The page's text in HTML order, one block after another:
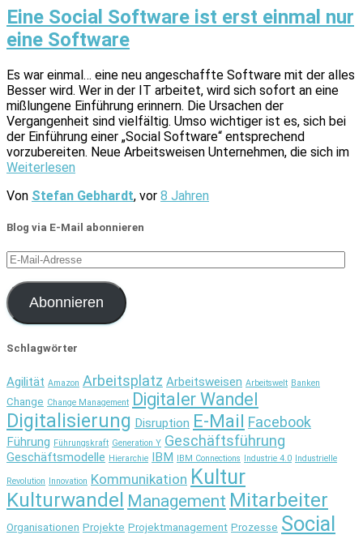
Eine Social Software ist erst einmal nur
eine Software
Es war einmal… eine neu angeschaffte Software mit der alles
Besser wird. Wer in der IT arbeitet, wird sich sofort an eine
mißlungene Einführung erinnern. Die Ursachen der
Vergangenheit sind vielfältig. Umso wichtiger ist es, sich bei
der Einführung einer „Social Software“ entsprechend
vorzubereiten. Neue Arbeitsweisen Unternehmen, die sich im
Weiterlesen
Von Stefan Gebhardt, vor 8 Jahren
Blog via E-Mail abonnieren
E-
Mail-
Adresse
Abonnieren
Schlagwörter
Agilität Amazon Arbeitsplatz Arbeitsweisen Arbeitswelt Banken
Change Change Management Digitaler Wandel
Digitalisierung Disruption E-Mail Facebook
Führung Führungskraft Generation Y Geschäftsführung
Geschäftsmodelle Hierarchie IBM IBM Connections Industrie 4.0 Industrielle
Revolution Innovation Kommunikation Kultur
Kulturwandel Management Mitarbeiter
Organisationen Projekte Projektmanagement Prozesse Social